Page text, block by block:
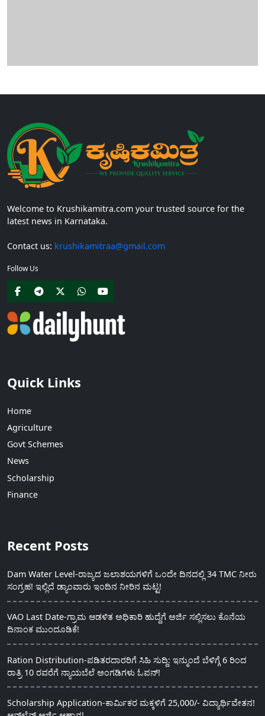
Welcome to Krushikamitra.com your trusted source for the
latest news in Karnataka.
Contact us: krushikamitraa@gmail.com
Follow Us
Quick Links
Home
Agriculture
Govt Schemes
News
Scholarship
Finance
Recent Posts
Dam Water Level-ರಾಜ್ಯದ ಜಲಾಶಯಗಳಿಗೆ ಒಂದೇ ದಿನದಲ್ಲಿ 34 TMC ನೀರು
ಸಂಗ್ರಹ! ಇಲ್ಲಿದೆ ಡ್ಯಾಂವಾರು ಇಂದಿನ ನೀರಿನ ಮಟ್ಟ!
VAO Last Date-ಗ್ರಾಮ ಆಡಳಿತ ಅಧಿಕಾರಿ ಹುದ್ದೆಗೆ ಅರ್ಜಿ ಸಲ್ಲಿಸಲು ಕೊನೆಯ
ದಿನಾಂಕ ಮುಂದೂಡಿಕೆ!
Ration Distribution-ಪಡಿತರದಾರರಿಗೆ ಸಿಹಿ ಸುದ್ದಿ: ಇನ್ಮುಂದೆ ಬೆಳಿಗ್ಗೆ 6 ರಿಂದ
ರಾತ್ರಿ 10 ರವರೆಗೆ ನ್ಯಾಯಬೆಲೆ ಅಂಗಡಿಗಳು ಓಪನ್!
Scholarship Application-ಕಾರ್ಮಿಕರ ಮಕ್ಕಳಿಗೆ 25,000/- ವಿದ್ಯಾರ್ಥಿವೇತನ!